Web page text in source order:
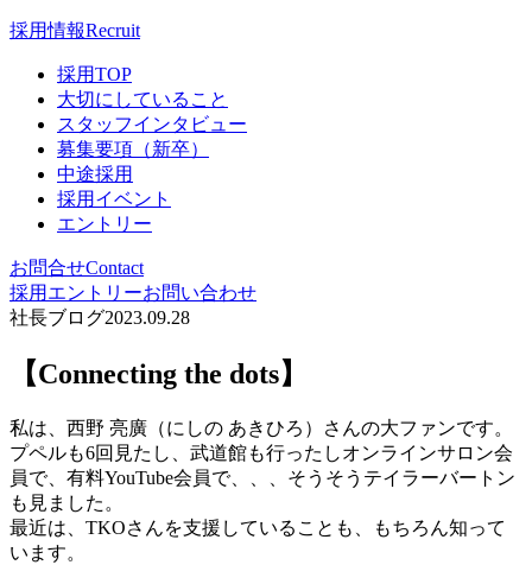
採用情報Recruit
採用TOP
大切にしていること
スタッフインタビュー
募集要項（新卒）
中途採用
採用イベント
エントリー
お問合せContact
採用エントリーお問い合わせ
社長ブログ2023.09.28
【Connecting the dots】
私は、西野 亮廣（にしの あきひろ）さんの大ファンです。
プペルも6回見たし、武道館も行ったしオンラインサロン会
員で、有料YouTube会員で、、、そうそうテイラーバートン
も見ました。
最近は、TKOさんを支援していることも、もちろん知って
います。